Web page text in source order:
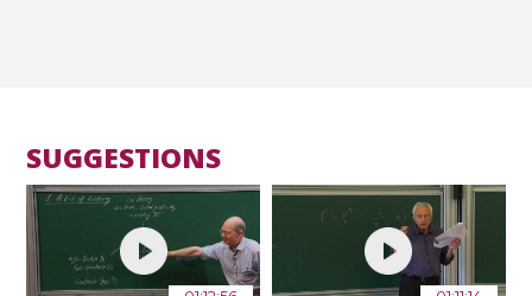
SUGGESTIONS